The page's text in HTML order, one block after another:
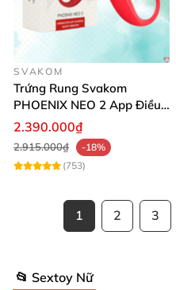
SVAKOM
Trứng Rung Svakom
PHOENIX NEO 2 App Điều
Khiển Siêu Mạnh
2.390.000₫
2.915.000₫
-18%
(753)
1 2 3
📂 Sextoy Nữ